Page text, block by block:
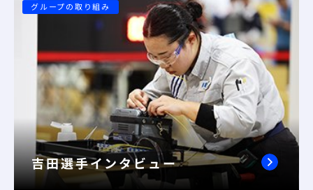
グループの取り組み
吉田選手インタビュー